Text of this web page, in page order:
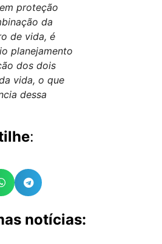
proteção
da
de vida, é
planejamento
dos dois
vida, o que
dessa
:
notícias: